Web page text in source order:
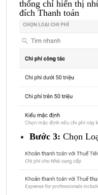
thống chỉ hiển thị
đích Thanh toán
Bước 3: Chọn